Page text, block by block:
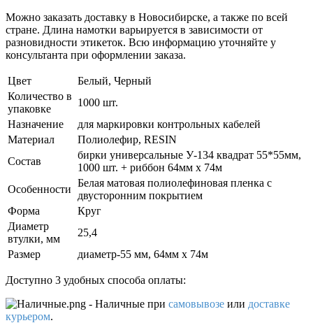
Можно заказать доставку в Новосибирске, а также по всей
стране. Длина намотки варьируется в зависимости от
разновидности этикеток. Всю информацию уточняйте у
консультанта при оформлении заказа.
Цвет
Белый, Черный
Количество в
упаковке
1000 шт.
Назначение
для маркировки контрольных кабелей
Материал
Полиолефир, RESIN
Состав
бирки универсальные У-134 квадрат 55*55мм,
1000 шт. + риббон 64мм х 74м
Особенности
Белая матовая полиолефиновая пленка с
двусторонним покрытием
Форма
Круг
Диаметр
втулки, мм
25,4
Размер
диаметр-55 мм, 64мм х 74м
Доступно 3 удобных способа оплаты:
- Наличные при самовывозе или доставке
курьером.